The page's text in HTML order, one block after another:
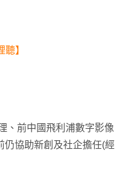
聽】
、前中國飛利浦數字影像
仍協助新創及社企擔任(經